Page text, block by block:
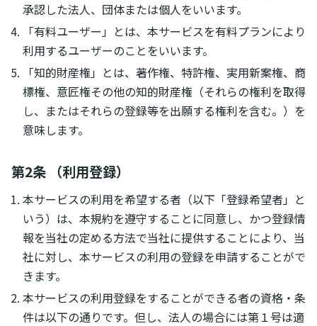
承認した法人、団体または個人をいいます。
「有料ユーザー」とは、本サービスを有料プランにより
利用するユーザーのことをいいます。
「知的財産権」とは、著作権、特許権、実用新案権、商
標権、意匠権その他の知的財産権（それらの権利を取得
し、またはそれらの登録等を出願する権利を含む。）を
意味します。
第2条 （利用登録）
本サービスの利用を希望する者（以下「登録希望者」と
いう）は、本規約を遵守することに同意し、かつ登録情
報を当社の定める方法で当社に提供することにより、当
社に対し、本サービスの利用の登録を申請することがで
きます。
本サービスの利用登録をすることができる者の資格・条
件は以下の通りです。但し、法人の場合には第１号は適